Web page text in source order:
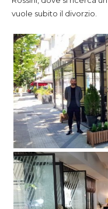
vuole subito il divorzio.